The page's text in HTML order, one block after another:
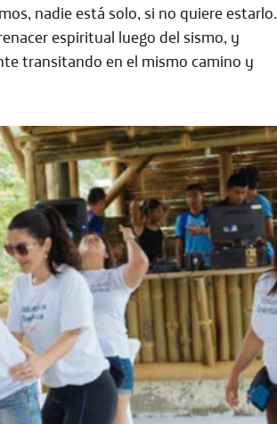
nadie está solo, si no quiere estarlo.
espiritual luego del sismo, y
transitando en el mismo camino y